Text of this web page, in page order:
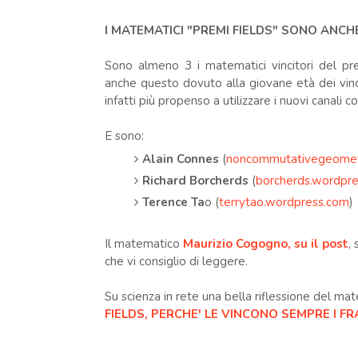
I MATEMATICI "PREMI FIELDS" SONO
Sono almeno 3 i matematici vincitori del
anche questo dovuto alla giovane età dei
infatti più propenso a utilizzare i nuovi canali
E sono:
Alain Connes (
Richard Borcherds (
Terence Tao (terrytao.wordpress.com)
Il matematico Maurizio Cogogno, su il post,
che vi consiglio di leggere.
Su scienza in rete una bella riflessione del
FIELDS, PERCHE' LE VINCONO SEMPRE I